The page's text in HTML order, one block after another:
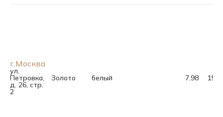
г.Москва
ул.
Петровка,
д. 26, стр.
2
Золото белый 7.98 15.5